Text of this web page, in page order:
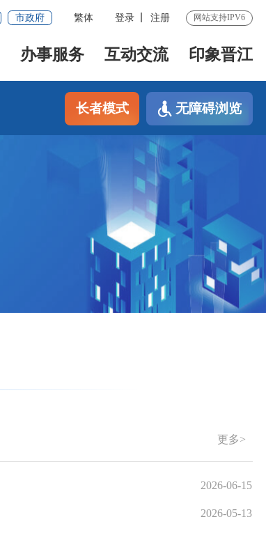
市政府 繁体 登录 注册 网站支持IPV6
办事服务 互动交流 印象晋江
长者模式 无障碍浏览
更多>
2026-06-15
2026-05-13